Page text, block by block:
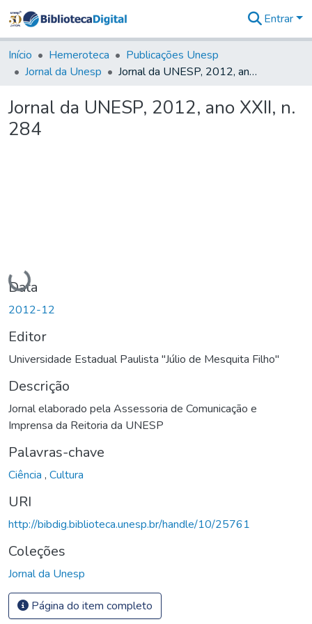
&
Coleções
Tudo na
Digital
Entrar
Início Hemeroteca
Publicações Unesp
Jornal da Unesp
Jornal da UNESP, 2012, ano XXII, n. 284
Jornal da UNESP, 2012, ano XXII, n.
284
Carregando...
Data
2012-12
Editor
Universidade Estadual Paulista "Júlio de Mesquita Filho"
Descrição
Jornal elaborado pela Assessoria de Comunicação e
Imprensa da Reitoria da UNESP
Palavras-chave
Ciência , Cultura
URI
http://bibdig.biblioteca.unesp.br/handle/10/25761
Coleções
Jornal da Unesp
Página do item completo